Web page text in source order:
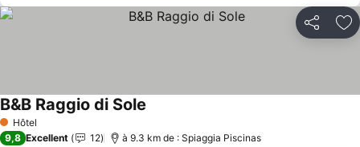
Partager
1 Étoiles
Hôtel
B&B Raggio di Sole
9,8 Excellent 12 à 9.3 km de : Spiaggia Piscinas